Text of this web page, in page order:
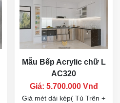
Mẫu Bếp Acrylic chữ L
AC320
Giá: 5.700.000 Vnđ
Giá mét dài kép( Tủ Trên +